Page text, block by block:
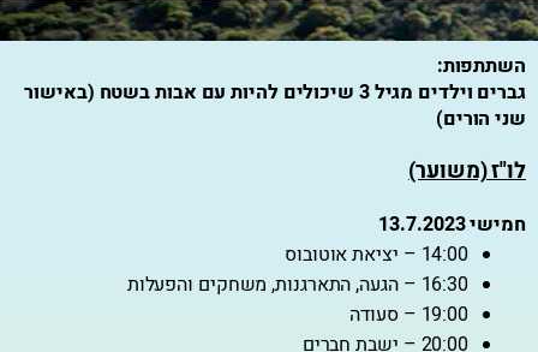
השתתפות:
גברים וילדים מגיל 3 שיכולים להיות עם אבות בשטח (באישור
שני הורים)
לו"ז (משוער)
חמישי 13.7.2023
14:00 – יציאת אוטובוס
16:30 – הגעה, התארגנות, משחקים והפעלות
19:00 – סעודה
20:00 – ישבת חברים